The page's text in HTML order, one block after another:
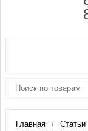
Главная Статьи